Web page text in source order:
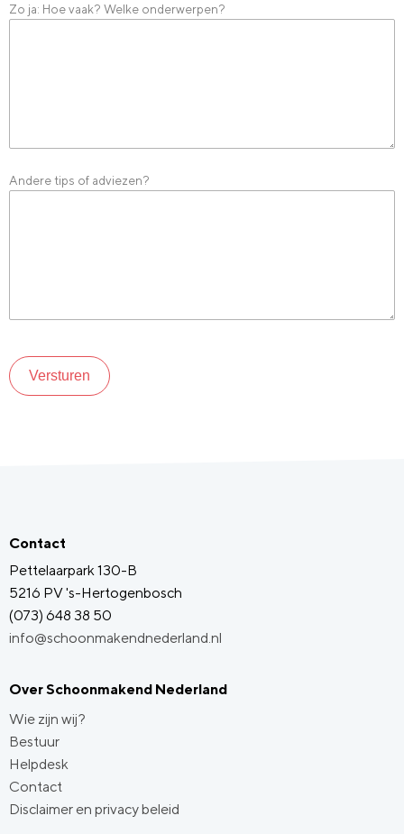
Zo ja: Hoe vaak? Welke onderwerpen?
Andere tips of adviezen?
Versturen
Contact
Pettelaarpark 130-B
5216 PV 's-Hertogenbosch
(073) 648 38 50
info@schoonmakendnederland.nl
Over Schoonmakend Nederland
Wie zijn wij?
Bestuur
Helpdesk
Contact
Disclaimer en privacy beleid